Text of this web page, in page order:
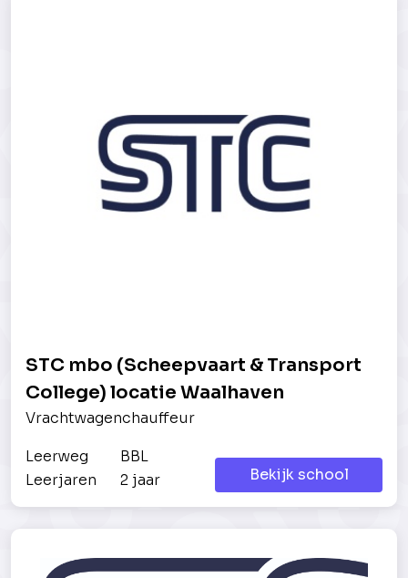
STC mbo (Scheepvaart & Transport
College) locatie Waalhaven
Vrachtwagenchauffeur
Leerweg
BBL
Leerjaren
2 jaar Bekijk school